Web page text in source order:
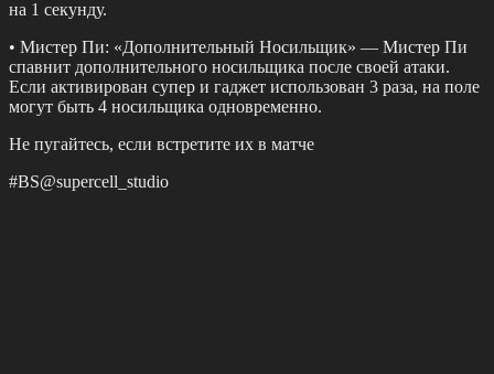
на 1 секунду.
• Мистер Пи: «Дополнительный Носильщик» — Мистер Пи
спавнит дополнительного носильщика после своей атаки.
Если активирован супер и гаджет использован 3 раза, на поле
могут быть 4 носильщика одновременно.
Не пугайтесь, если встретите их в матче
#BS@supercell_studio